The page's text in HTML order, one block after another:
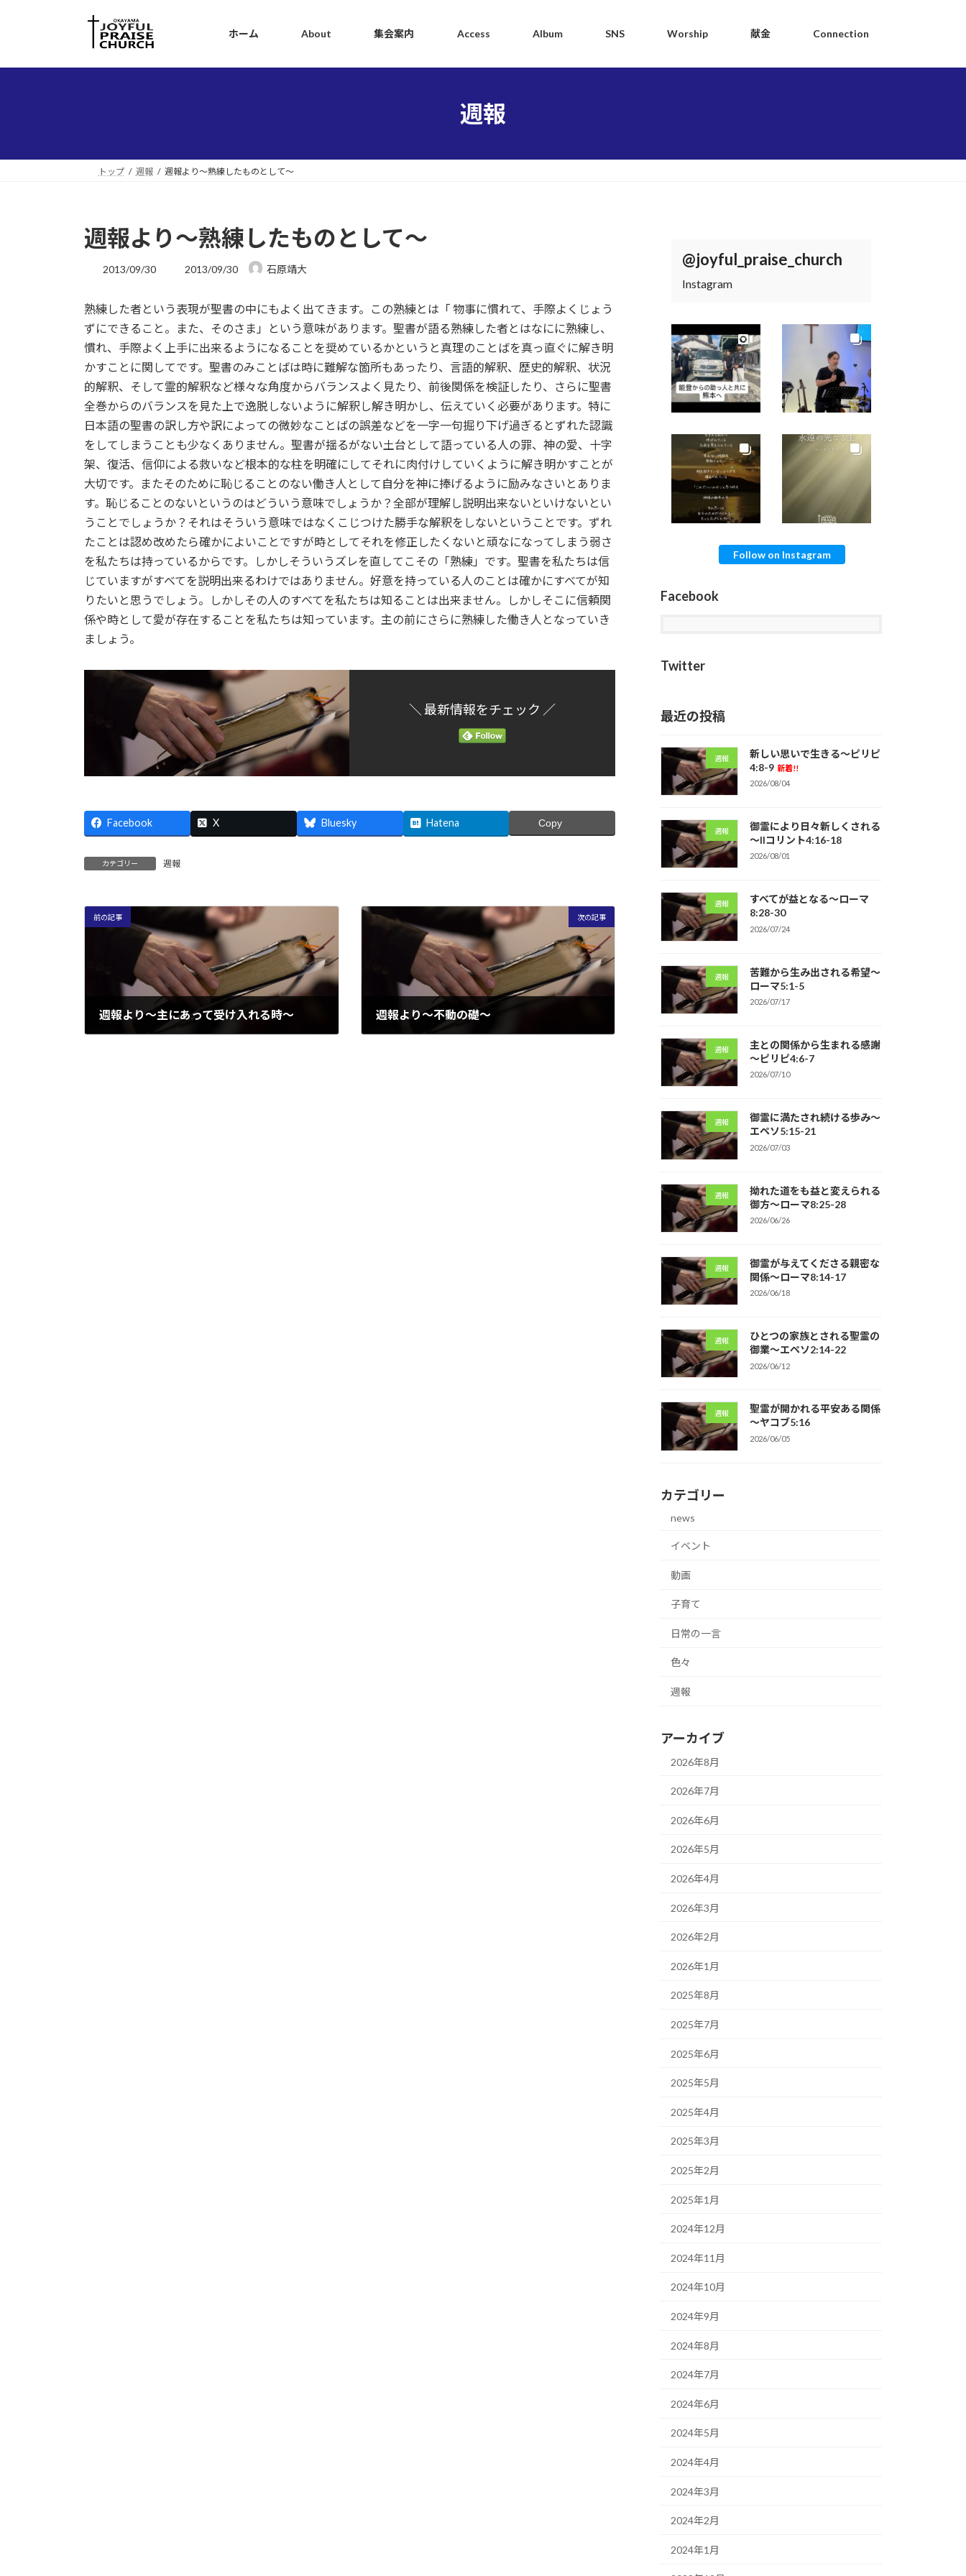
プ
動
ホーム About 集会案内 Access Album SNS Worship 献金 Connection
週報
トップ 週報 週報より～熟練したものとして～
週報より～熟練したものとして～
2013/09/30
最
新
日
:
2013/09/30 石原靖大
熟練した者という表現が聖書の中にもよく出てきます。この熟練とは「 物事に慣れて、手際よくじょう
ずにできること。また、そのさま」という意味があります。聖書が語る熟練した者とはなにに熟練し、
慣れ、手際よく上手に出来るようになることを奨めているかというと真理のことばを真っ直ぐに解き明
かすことに関してです。聖書のみことばは時に難解な箇所もあったり、言語的解釈、歴史的解釈、状況
的解釈、そして霊的解釈など様々な角度からバランスよく見たり、前後関係を検証したり、さらに聖書
全巻からのバランスを見た上で逸脱しないように解釈し解き明かし、伝えていく必要があります。特に
日本語の聖書の訳し方や訳によっての微妙なことばの誤差などを一字一句掘り下げ過ぎるとずれた認識
をしてしまうことも少なくありません。聖書が揺るがない土台として語っている人の罪、神の愛、十字
架、復活、信仰による救いなど根本的な柱を明確にしてそれに肉付けしていくように解き明かすことが
大切です。またそのために恥じることのない働き人として自分を神に捧げるように励みなさいとありま
す。恥じることのないというのはどういう意味でしょうか？全部が理解し説明出来ないといけないとい
うことでしょうか？それはそういう意味ではなくこじつけた勝手な解釈をしないということです。ずれ
たことは認め改めたら確かによいことですが時としてそれを修正したくないと頑なになってしまう弱さ
を私たちは持っているからです。しかしそういうズレを直してこその「熟練」です。聖書を私たちは信
じていますがすべてを説明出来るわけではありません。好意を持っている人のことは確かにすべてが知
りたいと思うでしょう。しかしその人のすべてを私たちは知ることは出来ません。しかしそこに信頼関
係や時として愛が存在することを私たちは知っています。主の前にさらに熟練した働き人となっていき
ましょう。
＼ 最新情報をチェック ／
Facebook X Bluesky Hatena Copy
カテゴリー 週報
前の記事
週報より～主にあって受け入れる時～
次の記事
週報より～不動の礎～
@joyful_praise_church
Instagram
Follow on Instagram
Facebook
Twitter
最近の投稿
週報
新しい思いで生きる～ピリピ
4:8-9 新着!!
2026/08/04
週報
御霊により日々新しくされる
～IIコリント4:16-18
2026/08/01
週報
すべてが益となる～ローマ
8:28-30
2026/07/24
週報
苦難から生み出される希望～
ローマ5:1-5
2026/07/17
週報
主との関係から生まれる感謝
～ピリピ4:6-7
2026/07/10
週報
御霊に満たされ続ける歩み～
エペソ5:15-21
2026/07/03
週報
拗れた道をも益と変えられる
御方～ローマ8:25-28
2026/06/26
週報
御霊が与えてくださる親密な
関係～ローマ8:14-17
2026/06/18
週報
ひとつの家族とされる聖霊の
御業～エペソ2:14-22
2026/06/12
週報
聖霊が開かれる平安ある関係
～ヤコブ5:16
2026/06/05
カテゴリー
news
イベント
動画
子育て
日常の一言
色々
週報
アーカイブ
2026年8月
2026年7月
2026年6月
2026年5月
2026年4月
2026年3月
2026年2月
2026年1月
2025年8月
2025年7月
2025年6月
2025年5月
2025年4月
2025年3月
2025年2月
2025年1月
2024年12月
2024年11月
2024年10月
2024年9月
2024年8月
2024年7月
2024年6月
2024年5月
2024年4月
2024年3月
2024年2月
2024年1月